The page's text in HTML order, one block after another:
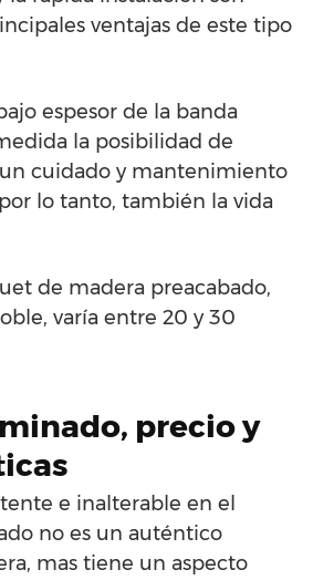
ventajas de este tipo
espesor de la banda
la posibilidad de
cuidado y mantenimiento
lo tanto, también la vida
de madera preacabado,
varía entre 20 y 30
precio y
e inalterable en el
no es un auténtico
mas tiene un aspecto